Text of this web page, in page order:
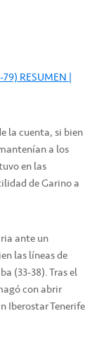
RESUMEN |
la cuenta, si bien
a los
en las
de Garino a
ante un
las líneas de
(33-38). Tras el
con abrir
Iberostar Tenerife